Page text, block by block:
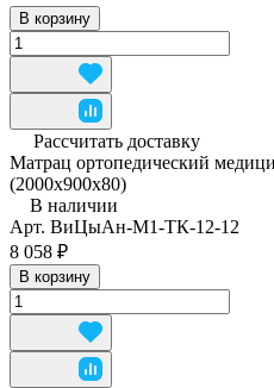
В корзину
Рассчитать доставку
Матрац ортопедический
(2000x900x80)
В наличии
Арт. ВиЦыАн-М1-ТК-12-12
8 058 ₽
В корзину